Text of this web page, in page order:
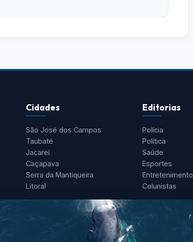
Cidades
São José dos Campos
Taubaté
Jacareí
Caçapava
Serra da Mantiqueira
Litoral
Editorias
Polícia
Política
Saúde
Esportes
Entretenimento
Colunistas